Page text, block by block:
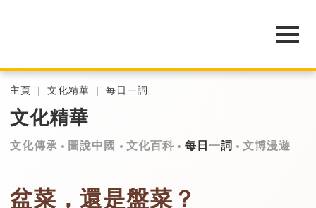
主頁 文化精華 每日一詞
文化精華
文化傳承 圖說中國 文化百科 每日一詞 文博漫遊
盆菜，還是盤菜？